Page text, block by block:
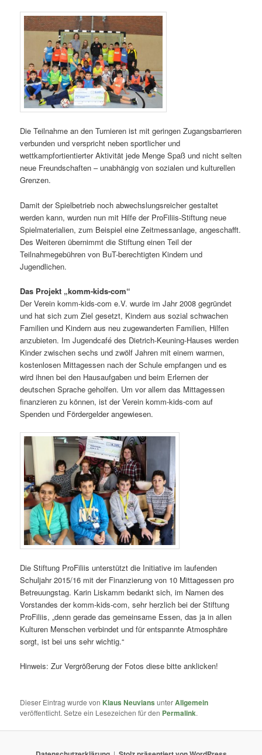
Die Teilnahme an den Turnieren ist mit geringen Zugangsbarrieren
verbunden und verspricht neben sportlicher und
wettkampfortientierter Aktivität jede Menge Spaß und nicht selten
neue Freundschaften – unabhängig von sozialen und kulturellen
Grenzen.
Damit der Spielbetrieb noch abwechslungsreicher gestaltet
werden kann, wurden nun mit Hilfe der ProFiliis-Stiftung neue
Spielmaterialien, zum Beispiel eine Zeitmessanlage, angeschafft.
Des Weiteren übernimmt die Stiftung einen Teil der
Teilnahmegebühren von BuT-berechtigten Kindern und
Jugendlichen.
Das Projekt „komm-kids-com“
Der Verein komm-kids-com e.V. wurde im Jahr 2008 gegründet
und hat sich zum Ziel gesetzt, Kindern aus sozial schwachen
Familien und Kindern aus neu zugewanderten Familien, Hilfen
anzubieten. Im Jugendcafé des Dietrich-Keuning-Hauses werden
Kinder zwischen sechs und zwölf Jahren mit einem warmen,
kostenlosen Mittagessen nach der Schule empfangen und es
wird ihnen bei den Hausaufgaben und beim Erlernen der
deutschen Sprache geholfen. Um vor allem das Mittagessen
finanzieren zu können, ist der Verein komm-kids-com auf
Spenden und Fördergelder angewiesen.
Die Stiftung ProFiliis unterstützt die Initiative im laufenden
Schuljahr 2015/16 mit der Finanzierung von 10 Mittagessen pro
Betreuungstag. Karin Liskamm bedankt sich, im Namen des
Vorstandes der komm-kids-com, sehr herzlich bei der Stiftung
ProFiliis, „denn gerade das gemeinsame Essen, das ja in allen
Kulturen Menschen verbindet und für entspannte Atmosphäre
sorgt, ist bei uns sehr wichtig.“
Hinweis: Zur Vergrößerung der Fotos diese bitte anklicken!
Dieser Eintrag wurde von Klaus Neuvians unterAllgemein
veröffentlicht. Setze ein Lesezeichen für den Permalink.